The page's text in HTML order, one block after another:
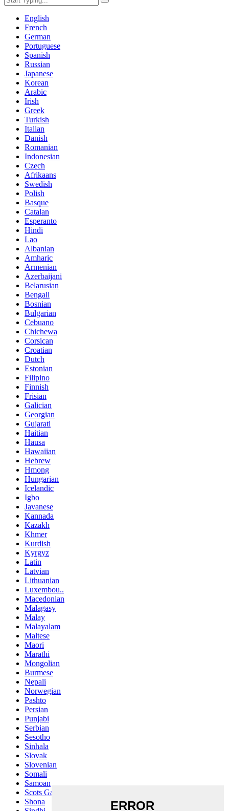
English
French
German
Portuguese
Spanish
Russian
Japanese
Korean
Arabic
Irish
Greek
Turkish
Italian
Danish
Romanian
Indonesian
Czech
Afrikaans
Swedish
Polish
Basque
Catalan
Esperanto
Hindi
Lao
Albanian
Amharic
Armenian
Azerbaijani
Belarusian
Bengali
Bosnian
Bulgarian
Cebuano
Chichewa
Corsican
Croatian
Dutch
Estonian
Filipino
Finnish
Frisian
Galician
Georgian
Gujarati
Haitian
Hausa
Hawaiian
Hebrew
Hmong
Hungarian
Icelandic
Igbo
Javanese
Kannada
Kazakh
Khmer
Kurdish
Kyrgyz
Latin
Latvian
Lithuanian
Luxembou..
Macedonian
Malagasy
Malay
Malayalam
Maltese
Maori
Marathi
Mongolian
Burmese
Nepali
Norwegian
Pashto
Persian
Punjabi
Serbian
Sesotho
Sinhala
Slovak
Slovenian
Somali
Samoan
Scots Gaelic
Shona